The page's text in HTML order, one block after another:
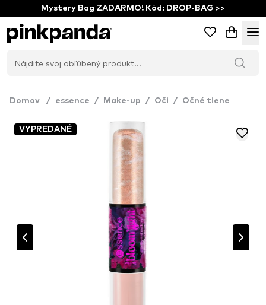
Mystery Bag ZADARMO! Kód: DROP-BAG >>
Domov / essence / Make-up / Oči / Očné tiene
VYPREDANÉ